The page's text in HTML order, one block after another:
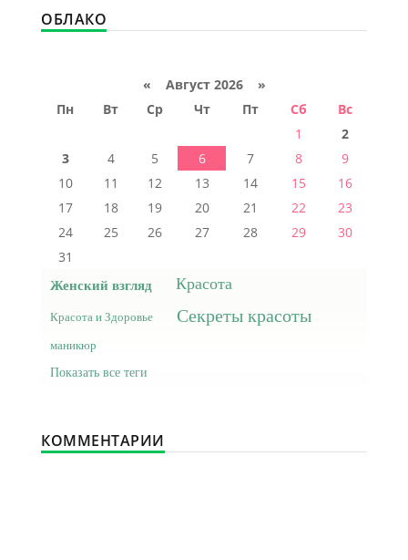
ОБЛАКО
« Август 2026 »
Пн
Вт Ср Чт Пт Сб
Вс
1
2
3
4 5 6 7 8
9
10
11 12 13 14 15
16
17
18 19 20 21 22
23
24
25 26 27 28 29
30
31
Женский взгляд Красота
Красота и Здоровье Секреты красоты
маникюр
Показать все теги
КОММЕНТАРИИ